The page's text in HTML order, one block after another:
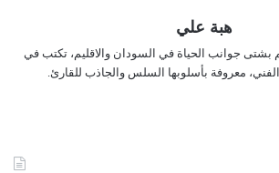
هبة علي
بشتى جوانب الحياة في السودان والاقليم، تكتب في
معروفة بأسلوبها السلس والجاذب للقارئ.